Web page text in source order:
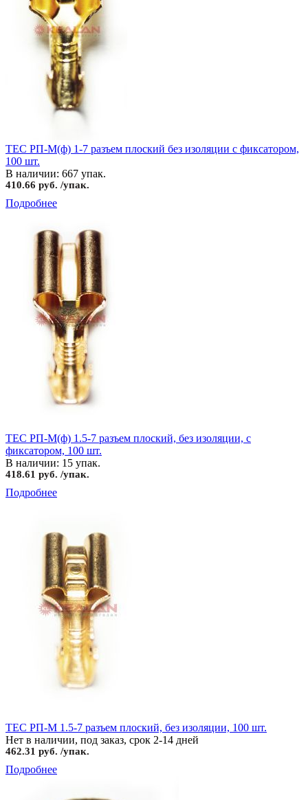
TEC РП-М(ф) 1-7 разъем плоский без изоляции с фиксатором,
100 шт.
В наличии: 667 упак.
410.66 руб. /упак.
Подробнее
TEC РП-М(ф) 1.5-7 разъем плоский, без изоляции, с
фиксатором, 100 шт.
В наличии: 15 упак.
418.61 руб. /упак.
Подробнее
TEC РП-М 1.5-7 разъем плоский, без изоляции, 100 шт.
Нет в наличии, под заказ, срок 2-14 дней
462.31 руб. /упак.
Подробнее